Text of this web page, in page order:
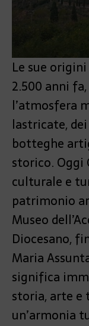
Le sue
2.500 anni
l’atmosfera
lastricate,
botteghe
storico. Oggi
culturale e
patrimonio
Museo
Diocesano,
Maria
significa
storia, arte e
un’armonia